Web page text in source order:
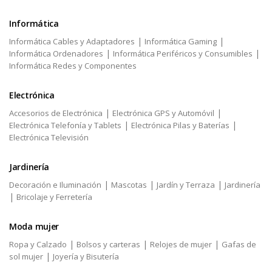
Informática
Informática Cables y Adaptadores | Informática Gaming |
Informática Ordenadores | Informática Periféricos y Consumibles |
Informática Redes y Componentes
Electrónica
Accesorios de Electrónica | Electrónica GPS y Automóvil |
Electrónica Telefonía y Tablets | Electrónica Pilas y Baterías |
Electrónica Televisión
Jardinería
Decoración e Iluminación | Mascotas | Jardín y Terraza | Jardinería
| Bricolaje y Ferretería
Moda mujer
Ropa y Calzado | Bolsos y carteras | Relojes de mujer | Gafas de
sol mujer | Joyería y Bisutería